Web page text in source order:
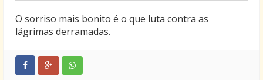
O sorriso mais bonito é o que luta contra as
lágrimas derramadas.